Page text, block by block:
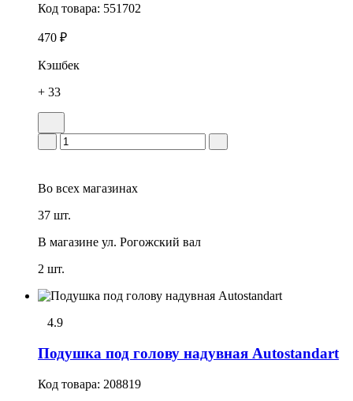
Код товара: 551702
470 ₽
Кэшбек
+ 33
Во всех магазинах
37 шт.
В магазине ул. Рогожский вал
2 шт.
4.9
Подушка под голову надувная Autostandart
Код товара: 208819